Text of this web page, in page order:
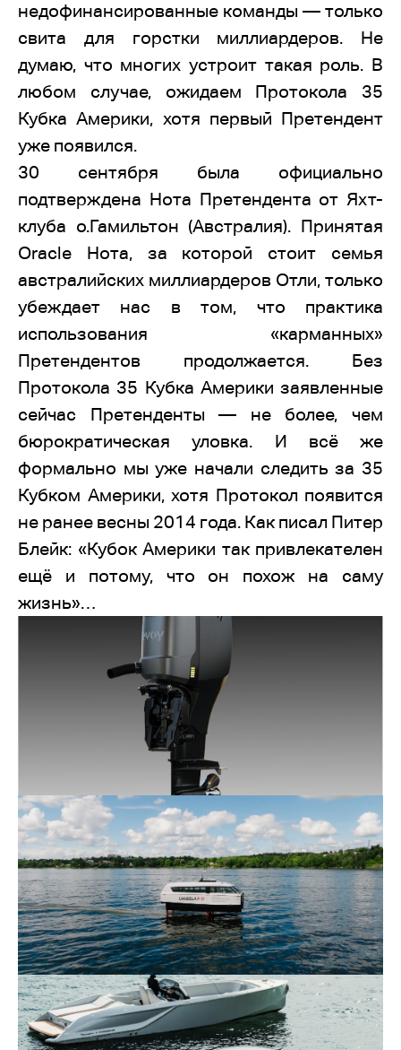
недофинансированные команды — только
свита для горстки миллиардеров. Не
думаю, что многих устроит такая роль. В
любом случае, ожидаем Протокола 35
Кубка Америки, хотя первый Претендент
уже появился.
30 сентября была официально
подтверждена Нота Претендента от Яхт-
клуба о.Гамильтон (Австралия). Принятая
Oracle Нота, за которой стоит семья
австралийских миллиардеров Отли, только
убеждает нас в том, что практика
использования «карманных»
Претендентов продолжается. Без
Протокола 35 Кубка Америки заявленные
сейчас Претенденты — не более, чем
бюрократическая уловка. И всё же
формально мы уже начали следить за 35
Кубком Америки, хотя Протокол появится
не ранее весны 2014 года. Как писал Питер
Блейк: «Кубок Америки так привлекателен
ещё и потому, что он похож на саму
жизнь»…